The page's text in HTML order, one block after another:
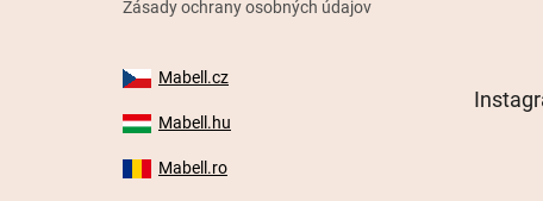
Zásady ochrany osobných údajov
Mabell.cz
Mabell.hu
Mabell.ro